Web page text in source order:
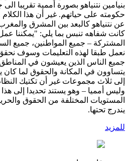
بنيامين نتنياهو بصورة أممية تقريبا
حكومته على حياتهم. غير أن هذا الكلام
عن نتنياهو كالبعد بين المشرق
كانت شفاهه تنبس بما يلي: "يمكننا
المشتركة – جميع المواطنين، جميع
نعمل طبقا لهذه التعليمات وسوف
جميع الناس الذين يعيشون في
يتساوون في المكانة والحقوق لما كان
إلى ثلاث مجموعات غير أن تكتيك
وليس أمميا – وهو يستند تحديدا إلى
المستويات المختلفة من الحقوق
يندرج تحتها.
للمزيد